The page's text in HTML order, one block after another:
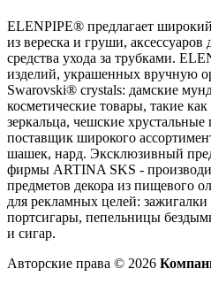
ELENPIPE® предлагает
из вереска и груши,
средства ухода за трубками.
изделий, украшенных вручную
Swarovski® crystals: дамские
косметические товары, такие
зеркальца, чешские
поставщик широкого
шашек, нард. Эксклюзивный
фирмы ARTINA SKS -
предметов декора из пищевого
для рекламных целей:
портсигары, пепельницы
и сигар.
Авторские права © 2026